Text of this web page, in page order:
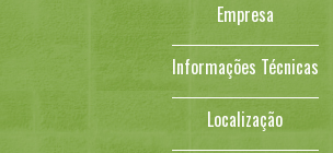
Empresa
Informações Técnicas
Localização